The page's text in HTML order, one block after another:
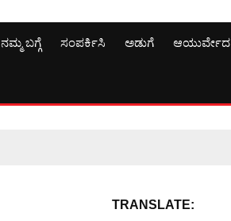
ನಮ್ಮ ಬಗ್ಗೆ ಸಂಪರ್ಕಿಸಿ ಅಡುಗೆ ಆಯುರ್ವೇದ
TRANSLATE: